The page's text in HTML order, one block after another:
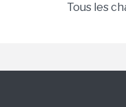
Tous les